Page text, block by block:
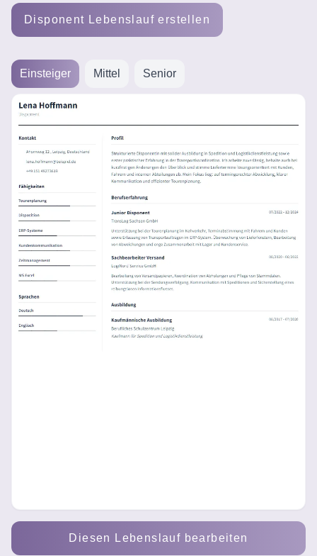
Disponent Lebenslauf erstellen
Einsteiger Mittel Senior
Diesen Lebenslauf bearbeiten